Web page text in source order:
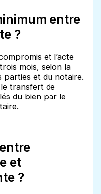
entre
?
et l’acte
mois, selon la
parties et du notaire.
le transfert de
du bien par le
et
?